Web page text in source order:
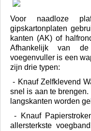
Voor naadloze
gipskartonplaten
kanten (AK) of
Afhankelijk van
voegenvuller is een
zijn drie typen:
- Knauf Zelfklevend
snel is aan te
langskanten worden
- Knauf
allersterkste